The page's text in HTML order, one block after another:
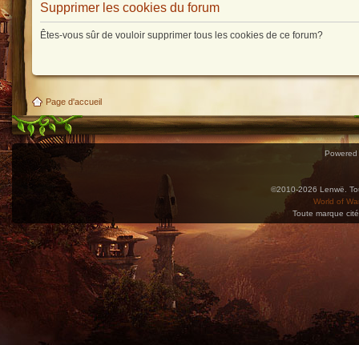
Supprimer les cookies du forum
Êtes-vous sûr de vouloir supprimer tous les cookies de ce forum?
Page d'accueil
©2010-2026 Lenwë.
World of
Toute marque
Utilisez l'adresse suivante pour accéder au calendrier des évènements depuis d'autres
charge le format iCal.